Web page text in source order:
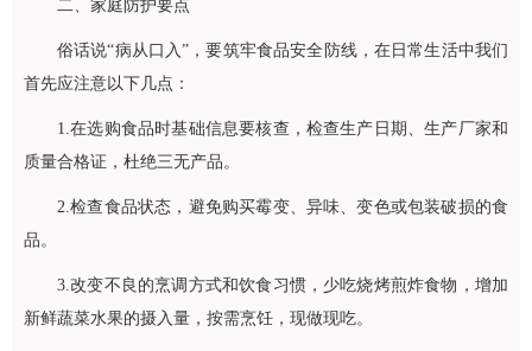
二、家庭防护要点
俗话说“病从口入”，要筑牢食品安全防线，在日常生活中我们
首先应注意以下几点：
1.在选购食品时基础信息要核查，检查生产日期、生产厂家和
质量合格证，杜绝三无产品。
2.检查食品状态，避免购买霉变、异味、变色或包装破损的食
品。
3.改变不良的烹调方式和饮食习惯，少吃烧烤煎炸食物，增加
新鲜蔬菜水果的摄入量，按需烹饪，现做现吃。